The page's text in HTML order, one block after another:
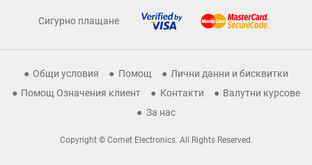
Сигурно плащане
Общи условия Помощ
Лични данни и бисквитки
Помощ Означения клиент
Контакти
Валутни курсове
За нас
Copyright © Comet Electronics. All Rights Reserved.